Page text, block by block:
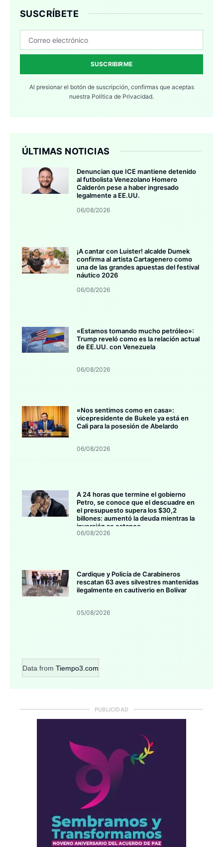
SUSCRÍBETE
SUSCRIBIRME
Al presionar el botón de suscripción, confirmas que aceptas
nuestra Política de Privacidad.
ÚLTIMAS NOTICIAS
Denuncian que ICE mantiene detenido
al futbolista Venezolano Homero
Calderón pese a haber ingresado
legalmente a EE.UU.
06/08/2026
¡A cantar con Luister! alcalde Dumek
confirma al artista Cartagenero como
una de las grandes apuestas del festival
náutico 2026
06/08/2026
«Estamos tomando mucho petróleo»:
Trump reveló como es la relación actual
de EE.UU. con Venezuela
06/08/2026
«Nos sentimos como en casa»:
vicepresidente de Bukele ya está en
Cali para la posesión de Abelardo
06/08/2026
A 24 horas que termine el gobierno
Petro, se conoce que el descuadre en
el presupuesto supera los $30,2
billones: aumentó la deuda mientras la
inversión se estanca
06/08/2026
Cardique y Policía de Carabineros
rescatan 63 aves silvestres mantenidas
ilegalmente en cautiverio en Bolívar
05/08/2026
Data from Tiempo3.com
PUBLICIDAD